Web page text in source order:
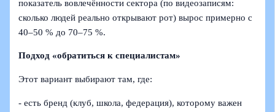
показатель вовлечённости сектора (по видеозаписям:
сколько людей реально открывают рот) вырос примерно с
40–50 % до 70–75 %.
Подход «обратиться к специалистам»
Этот вариант выбирают там, где:
- есть бренд (клуб, школа, федерация), которому важен